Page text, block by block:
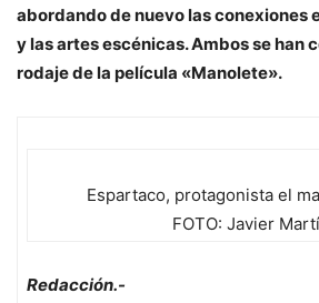
abordando de nuevo las conexiones
y las artes escénicas. Ambos se han
rodaje de la película «Manolete».
Espartaco, protagonista el
FOTO: Javier
Redacción.-